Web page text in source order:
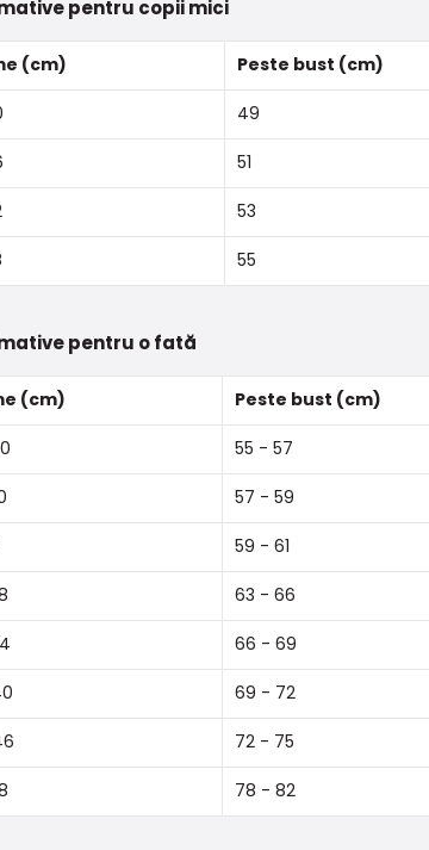
pentru copii mici
(cm) Peste bust (cm)
49
51
53
55
pentru o fată
(cm) Peste bust (cm)
55 - 57
57 - 59
59 - 61
63 - 66
66 - 69
69 - 72
72 - 75
78 - 82